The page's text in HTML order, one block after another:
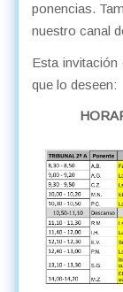
ponencias.
nuestro canal
Esta
que lo deseen: